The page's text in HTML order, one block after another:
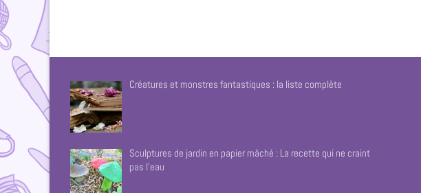
Créatures et monstres fantastiques : la liste complète
Sculptures de jardin en papier mâché : La recette qui ne craint
pas l’eau